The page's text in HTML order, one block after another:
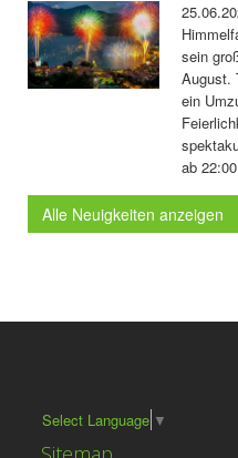
sein
August.
ein
ab
Alle Neuigkeiten anzeigen
Select Language ▼